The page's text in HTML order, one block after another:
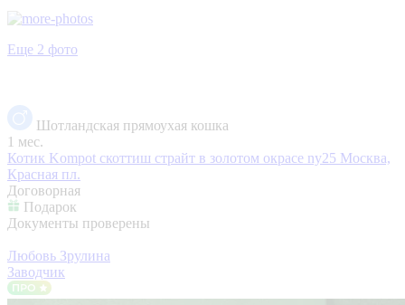
Еще 2 фото
Шотландская прямоухая кошка
1 мес.
Котик Kompot скоттиш страйт в золотом окрасе ny25 Москва,
Красная пл.
Договорная
Подарок
Документы проверены
Любовь Зрулина
Заводчик